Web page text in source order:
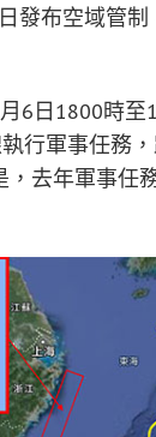
發布空域管
6日1800時
行軍事任務
去年軍事任